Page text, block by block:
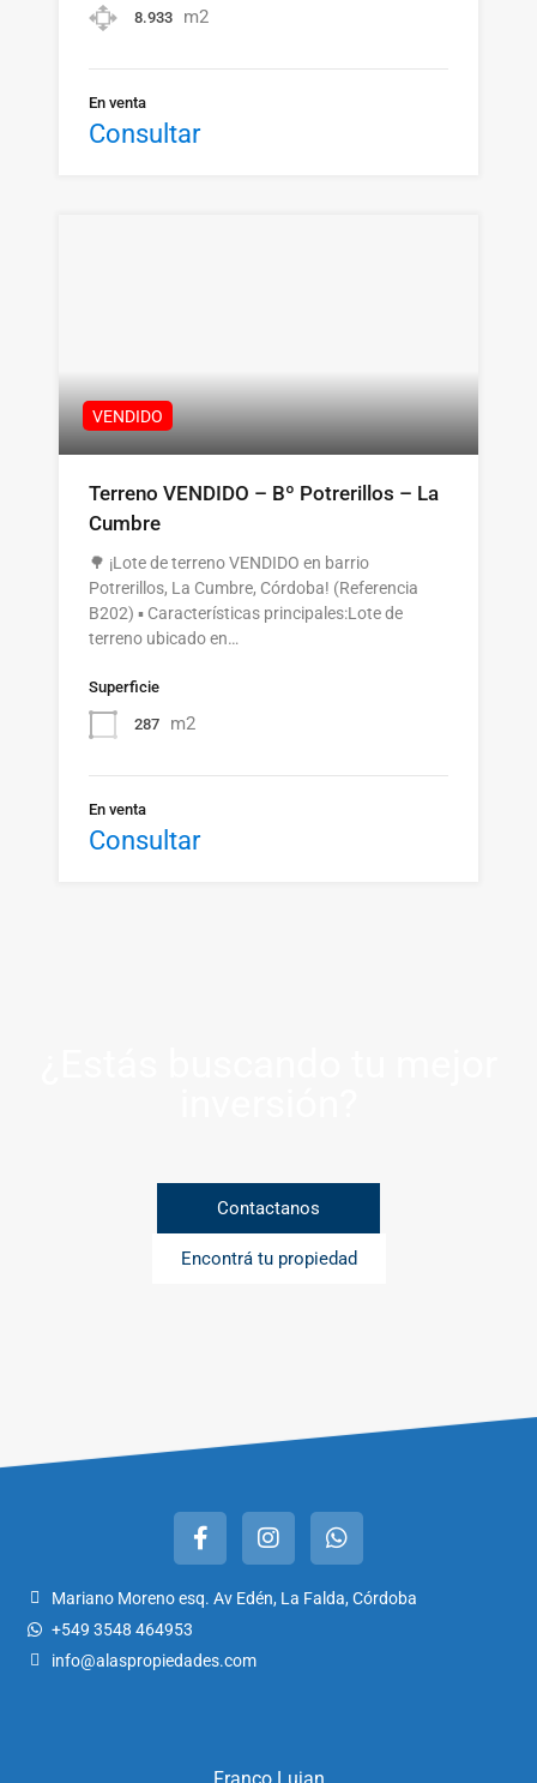
8.933 m2
En venta
Consultar
VENDIDO
Terreno VENDIDO – Bº Potrerillos – La
Cumbre
🌳 ¡Lote de terreno VENDIDO en barrio
Potrerillos, La Cumbre, Córdoba! (Referencia
B202) ▪️ Características principales:Lote de
terreno ubicado en…
Superficie
287 m2
En venta
Consultar
Contactanos
Encontrá tu propiedad
Mariano Moreno esq. Av Edén, La Falda, Córdoba
+549 3548 464953
info@alaspropiedades.com